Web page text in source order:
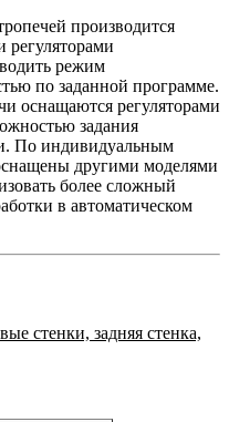
производится
режим
по заданной программе.
оснащаются регуляторами
задания
По индивидуальным
другими моделями
более сложный
в автоматическом
стенки, задняя стенка,